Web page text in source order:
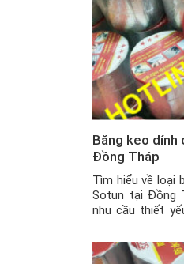
Băng keo dính
Đồng Tháp
Tìm hiểu về loại
Sotun tại Đồng
nhu cầu thiết
công trình vào